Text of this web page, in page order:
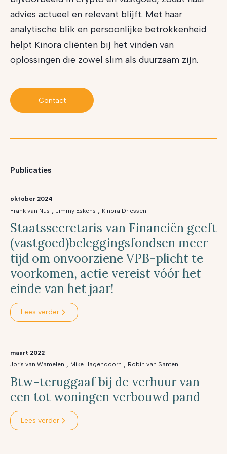
advies actueel en relevant blijft. Met haar
analytische blik en persoonlijke betrokkenheid
helpt Kinora cliënten bij het vinden van
oplossingen die zowel slim als duurzaam zijn.
Contact
Publicaties
oktober 2024
Frank van Nus , Jimmy Eskens , Kinora Driessen
Staatssecretaris van Financiën geeft
(vastgoed)beleggingsfondsen meer
tijd om onvoorziene VPB-plicht te
voorkomen, actie vereist vóór het
einde van het jaar!
Lees verder
maart 2022
Joris van Wamelen , Mike Hagendoorn , Robin van Santen
Btw-teruggaaf bij de verhuur van
een tot woningen verbouwd pand
Lees verder